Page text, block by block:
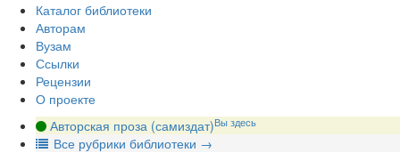
Каталог библиотеки
Авторам
Вузам
Ссылки
Рецензии
О проекте
Авторская проза (самиздат)Вы здесь
Все рубрики библиотеки →